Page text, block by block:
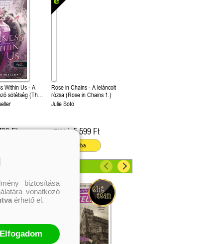
Within Us - A
sötétség (The
Us 2.)
Ft
Rose in Chains - A leláncolt
rózsa (Rose in Chains 1.)
Julie Soto
Kötött ár:5 599 Ft
Kosárba
biztosítása
vonatkozó
érhető el.
Elfogadom